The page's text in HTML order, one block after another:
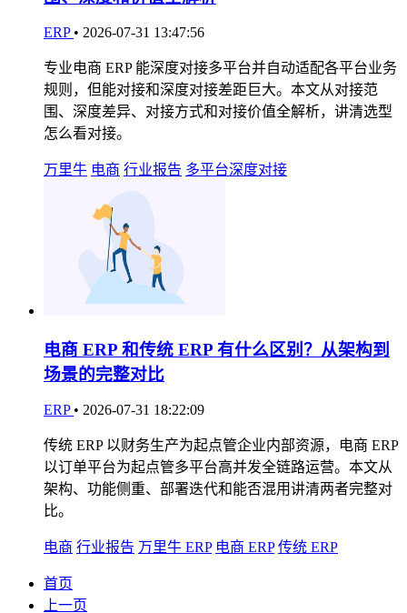
ERP • 2026-07-31 13:47:56
专业电商 ERP 能深度对接多平台并自动适配各平台业务
规则，但能对接和深度对接差距巨大。本文从对接范
围、深度差异、对接方式和对接价值全解析，讲清选型
怎么看对接。
万里牛 电商 行业报告 多平台深度对接
电商 ERP 和传统 ERP 有什么区别？从架构到
场景的完整对比
ERP • 2026-07-31 18:22:09
传统 ERP 以财务生产为起点管企业内部资源，电商 ERP
以订单平台为起点管多平台高并发全链路运营。本文从
架构、功能侧重、部署迭代和能否混用讲清两者完整对
比。
电商 行业报告 万里牛 ERP 电商 ERP 传统 ERP
首页
上一页